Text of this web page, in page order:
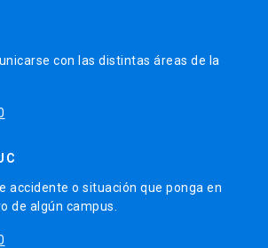
con las distintas áreas de la
accidente o situación que ponga en
de algún campus.